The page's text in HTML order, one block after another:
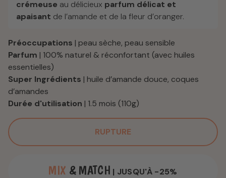
crémeuse au délicieux parfum délicat et
apaisant de l’amande et de la fleur d’oranger.
Préoccupations | peau sèche, peau sensible
Parfum | 100% naturel & réconfortant (avec huiles
essentielles)
Super Ingrédients | huile d’amande douce, coques
d’amandes
Durée d'utilisation | 1.5 mois (110g)
RUPTURE
MIX & MATCH | JUSQU'À -25%